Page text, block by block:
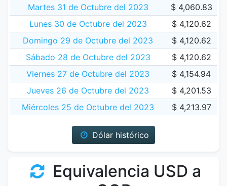
Martes 31 de Octubre del 2023
$ 4,060.83
Lunes 30 de Octubre del 2023
$ 4,120.62
Domingo 29 de Octubre del 2023
$ 4,120.62
Sábado 28 de Octubre del 2023
$ 4,120.62
Viernes 27 de Octubre del 2023
$ 4,154.94
Jueves 26 de Octubre del 2023
$ 4,201.53
Miércoles 25 de Octubre del 2023
$ 4,213.97
Dólar histórico
Equivalencia USD a